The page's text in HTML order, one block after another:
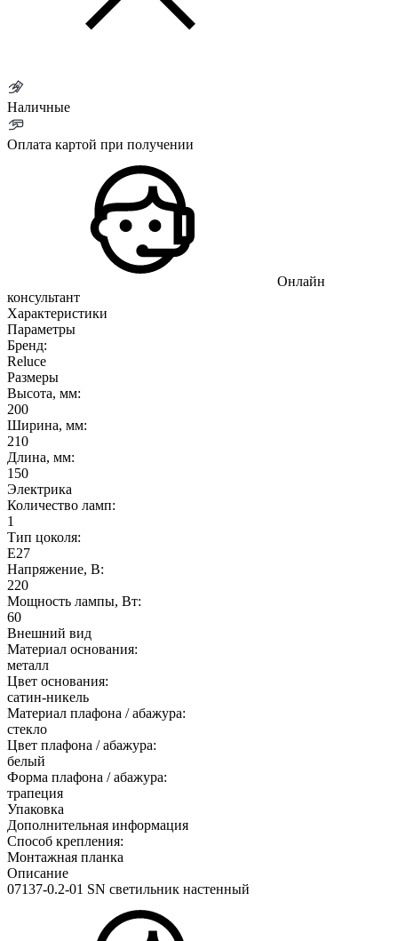
Наличные
Оплата картой при получении
Онлайн
консультант
Характеристики
Параметры
Бренд:
Reluce
Размеры
Высота, мм:
200
Ширина, мм:
210
Длина, мм:
150
Электрика
Количество ламп:
1
Тип цоколя:
E27
Напряжение, В:
220
Мощность лампы, Вт:
60
Внешний вид
Материал основания:
металл
Цвет основания:
сатин-никель
Материал плафона / абажура:
стекло
Цвет плафона / абажура:
белый
Форма плафона / абажура:
трапеция
Упаковка
Дополнительная информация
Способ крепления:
Монтажная планка
Описание
07137-0.2-01 SN светильник настенный